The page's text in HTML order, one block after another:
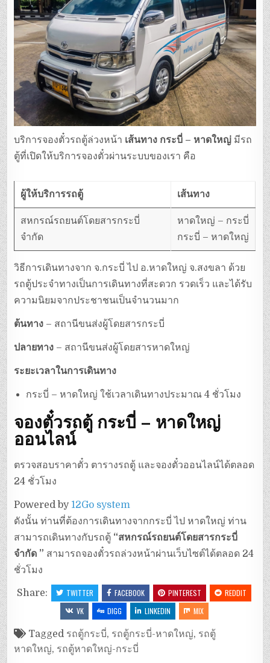
บริการจองตั๋วรถตู้ล่วงหน้า เส้นทาง กระบี่ – หาดใหญ่ มีรถ
ตู้ที่เปิดให้บริการจองตั๋วผ่านระบบของเรา คือ
ผู้ให้บริการรถตู้ เส้นทาง
สหกรณ์รถยนต์โดยสารกระบี่
จำกัด
หาดใหญ่ – กระบี่
กระบี่ – หาดใหญ่
วิธีการเดินทางจาก จ.กระบี่ ไป อ.หาดใหญ่ จ.สงขลา ด้วย
รถตู้ประจำทางเป็นการเดินทางที่สะดวก รวดเร็ว และได้รับ
ความนิยมจากประชาชนเป็นจำนวนมาก
ต้นทาง – สถานีขนส่งผู้โดยสารกระบี่
ปลายทาง – สถานีขนส่งผู้โดยสารหาดใหญ่
ระยะเวลาในการเดินทาง
กระบี่ – หาดใหญ่ ใช้เวลาเดินทางประมาณ 4 ชั่วโมง
จองตั๋วรถตู้ กระบี่ – หาดใหญ่
ออนไลน์
ตรวจสอบราคาตั๋ว ตารางรถตู้ และจองตั๋วออนไลน์ได้ตลอด
24 ชั่วโมง
Powered by 12Go system
ดังนั้น ท่านที่ต้องการเดินทางจากกระบี่ ไป หาดใหญ่ ท่าน
สามารถเดินทางกับรถตู้ “สหกรณ์รถยนต์โดยสารกระบี่
จำกัด ” สามารถจองตั๋วรถล่วงหน้าผ่านเว็บไซต์ได้ตลอด 24
ชั่วโมง
Share: TWITTER FACEBOOK PINTEREST
REDDIT
VK
DIGG LINKEDIN MIX
Tagged รถตู้กระบี่, รถตู้กระบี่-หาดใหญ่, รถตู้
หาดใหญ่, รถตู้หาดใหญ่-กระบี่